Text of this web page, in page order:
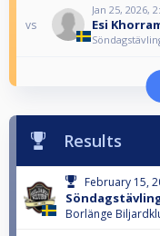
vs
Jan 25, 2026,
Esi
Results
February 15,
Söndagstävling
Borlänge